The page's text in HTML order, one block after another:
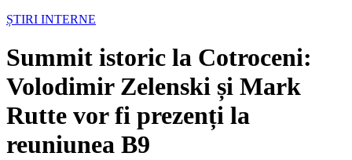
ȘTIRI INTERNE
Summit istoric la Cotroceni:
Volodimir Zelenski și Mark
Rutte vor fi prezenți la
reuniunea B9